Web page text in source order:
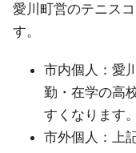
愛川町営のテニス
す。
市内個人：愛
勤・在学の高
すくなります。
市外個人：上